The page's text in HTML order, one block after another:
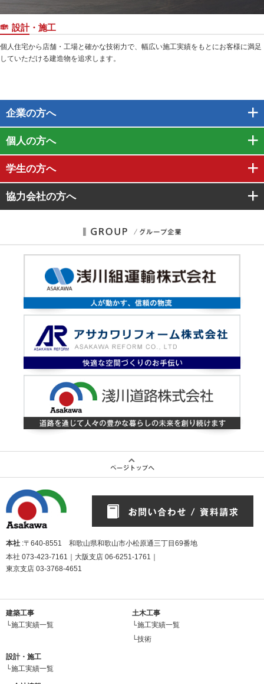
設計・施工
個人住宅から店舗・工場と確かな技術力で、幅広い施工実績をもとにお客様に満足
していただける建造物を追求します。
企業の方へ
個人の方へ
学生の方へ
協力会社の方へ
本社 :〒640-8551 和歌山県和歌山市小松原通三丁目69番地
本社 073-423-7161 ｜大阪支店 06-6251-1761
東京支店 03-3768-4651
建築工事
└施工実績一覧
土木工事
└施工実績一覧
└技術
設計・施工
└施工実績一覧